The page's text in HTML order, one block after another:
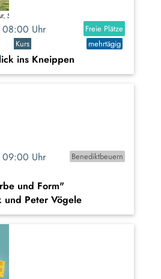
08:00 Uhr
Freie Plätze
Kurs mehrtägig
ins Kneippen
09:00 Uhr
Benediktbeuern
und Form"
und Peter Vögele